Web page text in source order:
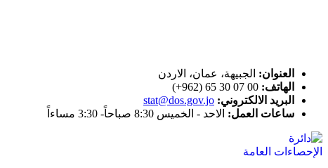
العنوان: الجبيهة، عمان، الاردن
الهاتف: 00 07 30 65 (962+)
البريد الالكتروني: stat@dos.gov.jo
ساعات العمل: الاحد - الخميس 8:30 صباحاً- 3:30 مساءاً